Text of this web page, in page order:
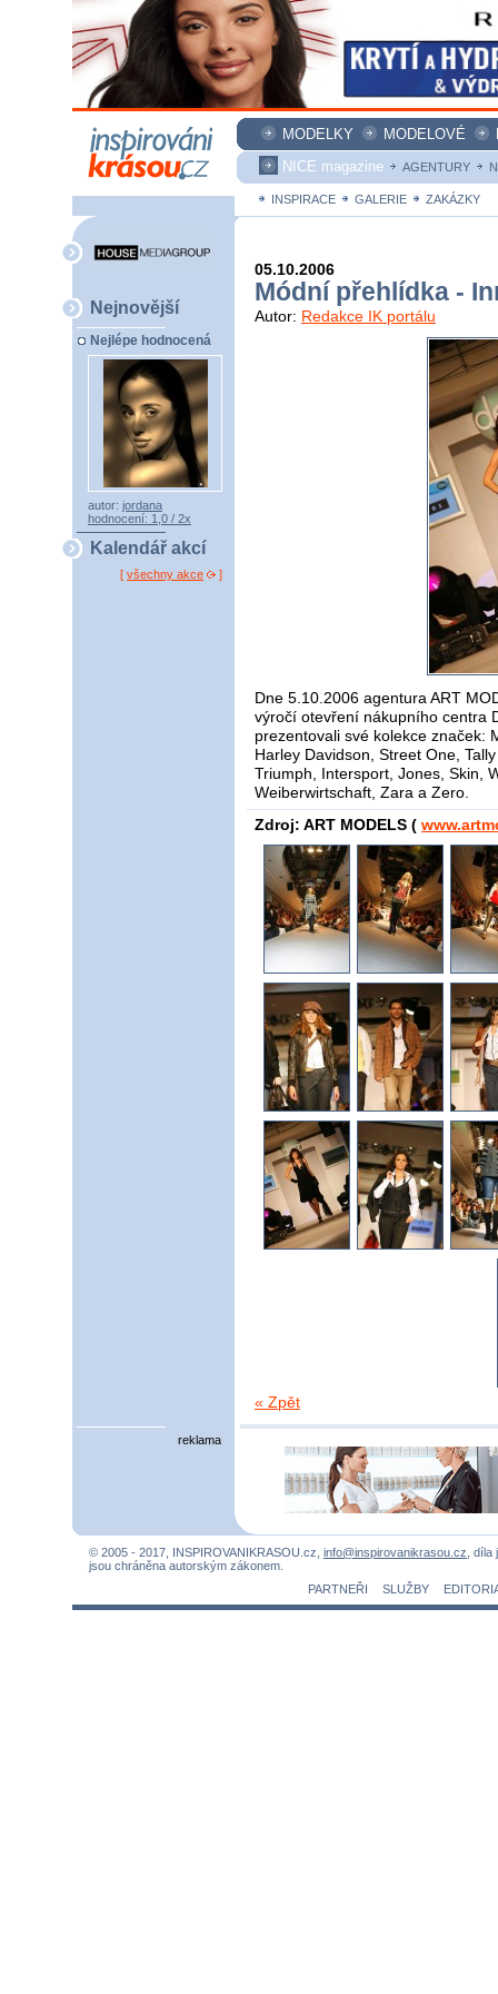
MODELKY MODELOVÉ
NICE magazine
AGENTURY
INSPIRACE GALERIE ZAKÁZKY
Nejnovější
Nejlépe hodnocená
autor: jordana
hodnocení: 1,0 / 2x
Kalendář akcí
[ všechny akce ]
05.10.2006
Módní přehlídka -
Autor: Redakce IK portálu
Dne 5.10.2006 agentura ART
výročí otevření nákupního centra
prezentovali své kolekce značek:
Harley Davidson, Street One,
Triumph, Intersport, Jones, Skin,
Weiberwirtschaft, Zara a Zero.
Zdroj: ART MODELS (
« Zpět
reklama
© 2005 - 2017, INSPIROVANIKRASOU.cz, info@inspirovanikrasou.cz ,
jsou chráněna autorským zákonem.
PARTNEŘI
SLUŽBY